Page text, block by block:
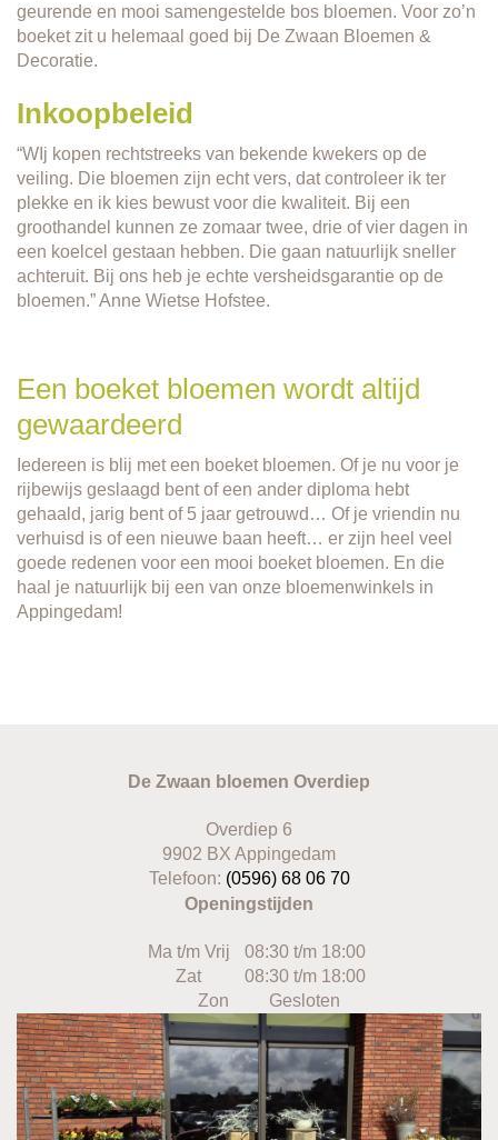
geurende en mooi samengestelde bos bloemen. Voor zo’n
boeket zit u helemaal goed bij De Zwaan Bloemen &
Decoratie.
Inkoopbeleid
“WIj kopen rechtstreeks van bekende kwekers op de
veiling. Die bloemen zijn echt vers, dat controleer ik ter
plekke en ik kies bewust voor die kwaliteit. Bij een
groothandel kunnen ze zomaar twee, drie of vier dagen in
een koelcel gestaan hebben. Die gaan natuurlijk sneller
achteruit. Bij ons heb je echte versheidsgarantie op de
bloemen.” Anne Wietse Hofstee.
Een boeket bloemen wordt altijd
gewaardeerd
Iedereen is blij met een boeket bloemen. Of je nu voor je
rijbewijs geslaagd bent of een ander diploma hebt
gehaald, jarig bent of 5 jaar getrouwd… Of je vriendin nu
verhuisd is of een nieuwe baan heeft… er zijn heel veel
goede redenen voor een mooi boeket bloemen. En die
haal je natuurlijk bij een van onze bloemenwinkels in
Appingedam!
De Zwaan bloemen Overdiep
Overdiep 6
9902 BX Appingedam
Telefoon: (0596) 68 06 70
Openingstijden
Ma t/m Vrij
08:30 t/m 18:00
Zat
08:30 t/m 18:00
Zon
Gesloten